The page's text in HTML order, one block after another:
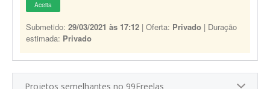
Aceita
Submetido: 29/03/2021 às 17:12 | Oferta: Privado | Duração
estimada: Privado
Projetos semelhantes no 99Freelas